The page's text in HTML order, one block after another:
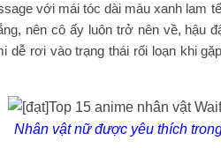
với mái tóc dài màu xanh lam
nên cô ấy luôn trở nên về, hậu
dễ rơi vào trạng thái rối loạn khi
Nhân vật nữ được yêu thích